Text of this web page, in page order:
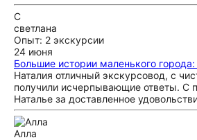
С
светлана
Опыт: 2 экскурсии
24 июня
Большие истории маленького
Наталия отличный экскурсовод, с
получили исчерпывающие ответы. С
Наталье за доставленное
Алла